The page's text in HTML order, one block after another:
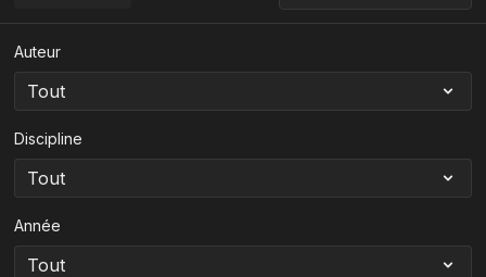
Auteur
Discipline
Année